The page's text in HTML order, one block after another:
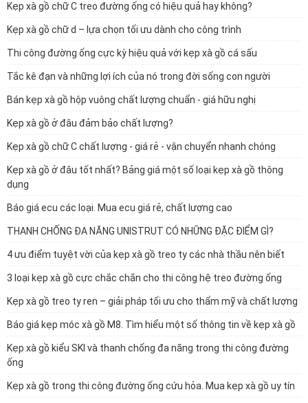
Kẹp xà gồ chữ C treo đường ống có hiệu quả hay không?
Kẹp xà gồ chữ d – lựa chọn tối ưu dành cho công trình
Thi công đường ống cực kỳ hiệu quả với kẹp xà gồ cá sấu
Tắc kê đạn và những lợi ích của nó trong đời sống con người
Bán kẹp xà gồ hộp vuông chất lượng chuẩn - giá hữu nghị
Kẹp xà gồ ở đâu đảm bảo chất lượng?
Kẹp xà gồ chữ C chất lượng - giá rẻ - vận chuyển nhanh chóng
Kẹp xà gồ ở đâu tốt nhất? Bảng giá một số loại kẹp xà gồ thông
dụng
Báo giá ecu các loại. Mua ecu giá rẻ, chất lượng cao
THANH CHỐNG ĐA NĂNG UNISTRUT CÓ NHỮNG ĐẶC ĐIỂM GÌ?
4 ưu điểm tuyệt vời của kẹp xà gồ treo ty các nhà thầu nên biết
3 loại kẹp xà gồ cực chắc chắn cho thi công hệ treo đường ống
Kẹp xà gồ treo ty ren – giải pháp tối ưu cho thẩm mỹ và chất lượng
Báo giá kẹp móc xà gồ M8. Tìm hiểu một số thông tin về kẹp xà gồ
Kẹp xà gồ kiểu SKI và thanh chống đa năng trong thi công đường
ống
Kẹp xà gồ trong thi công đường ống cứu hỏa. Mua kẹp xà gồ uy tín